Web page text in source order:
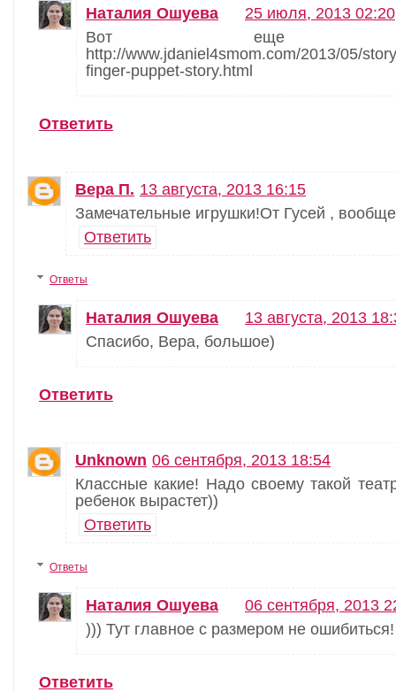
Наталия Ошуева
25 июля, 2013 02:20
Вот еще
http://www.jdaniel4smom.com/2013/05/
finger-puppet-story.html
Ответить
Вера П. 13 августа, 2013 16:15
Замечательные игрушки!От Гусей ,
Ответить
Ответы
Наталия Ошуева
13 августа, 2013
Спасибо, Вера, большое)
Ответить
Unknown 06 сентября, 2013 18:54
Классные какие! Надо своему такой
ребенок вырастет))
Ответить
Ответы
Наталия Ошуева
06 сентября, 2013
))) Тут главное с размером не ошибиться!
Ответить